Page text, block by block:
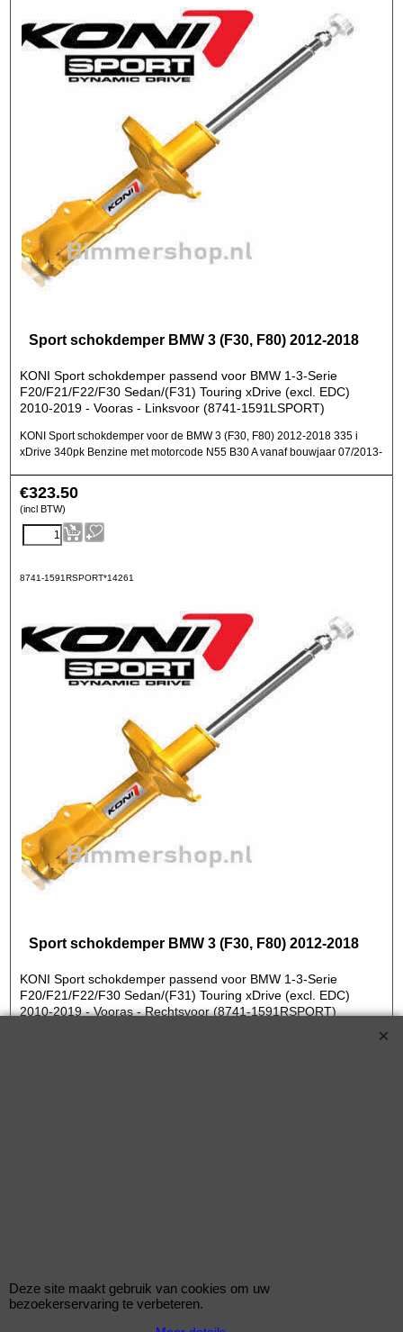
Sport schokdemper BMW 3 (F30, F80) 2012-2018
KONI Sport schokdemper passend voor BMW 1-3-Serie
F20/F21/F22/F30 Sedan/(F31) Touring xDrive (excl. EDC)
2010-2019 - Vooras - Linksvoor (8741-1591LSPORT)
KONI Sport schokdemper voor de BMW 3 (F30, F80) 2012-2018 335 i
xDrive 340pk Benzine met motorcode N55 B30 A vanaf bouwjaar 07/2013-
€323.50
(incl BTW)
8741-1591RSPORT*14261
Sport schokdemper BMW 3 (F30, F80) 2012-2018
KONI Sport schokdemper passend voor BMW 1-3-Serie
F20/F21/F22/F30 Sedan/(F31) Touring xDrive (excl. EDC)
2010-2019 - Vooras - Rechtsvoor (8741-1591RSPORT)
Str.T Kit BMW 3 (F30, F80) 2012-2018
Deze site maakt gebruik van cookies om uw
bezoekerservaring te verbeteren.